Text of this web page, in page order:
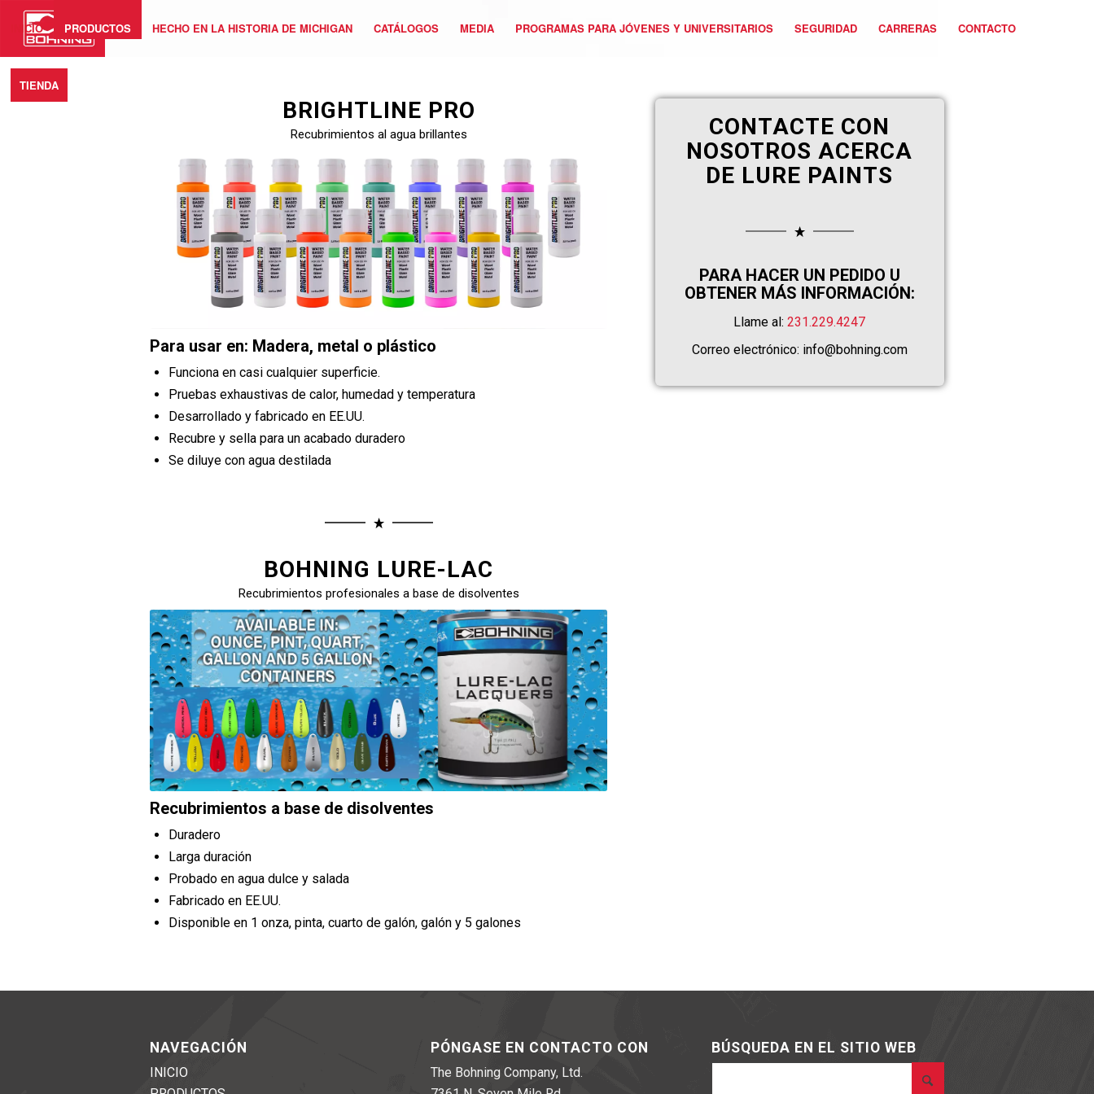
INICIO PRODUCTOS HECHO EN LA HISTORIA DE MICHIGAN CATÁLOGOS MEDIA PROGRAMAS PARA JÓVENES Y UNIVERSITARIOS SEGURIDAD CARRERAS CONTACTO
TIENDA
BRIGHTLINE PRO
Recubrimientos al agua brillantes
Para usar en: Madera, metal o plástico
Funciona en casi cualquier superficie.
Pruebas exhaustivas de calor, humedad y temperatura
Desarrollado y fabricado en EE.UU.
Recubre y sella para un acabado duradero
Se diluye con agua destilada
BOHNING LURE-LAC
Recubrimientos profesionales a base de disolventes
Recubrimientos a base de disolventes
Duradero
Larga duración
Probado en agua dulce y salada
Fabricado en EE.UU.
Disponible en 1 onza, pinta, cuarto de galón, galón y 5 galones
CONTACTE CON
NOSOTROS ACERCA
DE LURE PAINTS
PARA HACER UN PEDIDO U
OBTENER MÁS INFORMACIÓN:
Llame al:231.229.4247
Correo electrónico: info@bohning.com
NAVEGACIÓN
INICIO
PÓNGASE EN CONTACTO CON
The Bohning Company, Ltd.
BÚSQUEDA EN EL SITIO WEB